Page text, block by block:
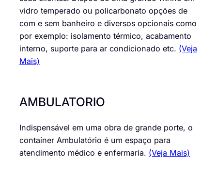
vidro temperado ou policarbonato opções de
com e sem banheiro e diversos opcionais como
por exemplo: isolamento térmico, acabamento
interno, suporte para ar condicionado etc. (Veja
Mais)
AMBULATORIO
Indispensável em uma obra de grande porte, o
container Ambulatório é um espaço para
atendimento médico e enfermaria. (Veja Mais)